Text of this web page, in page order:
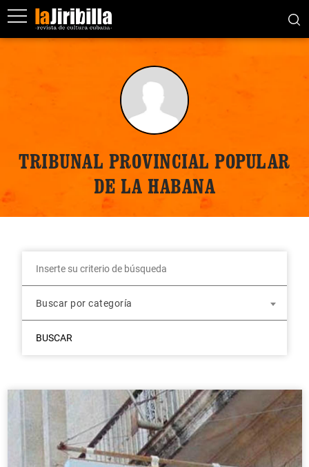
TRIBUNAL PROVINCIAL POPULAR
DE LA HABANA
Buscar por categoría
BUSCAR